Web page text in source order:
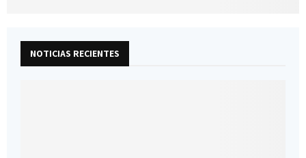
NOTICIAS RECIENTES